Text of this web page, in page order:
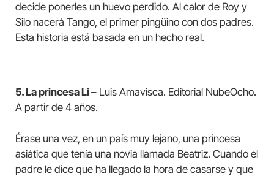
decide ponerles un huevo perdido. Al calor de Roy y
Silo nacerá Tango, el primer pingüino con dos padres.
Esta historia está basada en un hecho real.
5. La princesa Li– Luis Amavisca. Editorial NubeOcho.
A partir de 4 años.
Érase una vez, en un país muy lejano, una princesa
asiática que tenía una novia llamada Beatriz. Cuando el
padre le dice que ha llegado la hora de casarse y que